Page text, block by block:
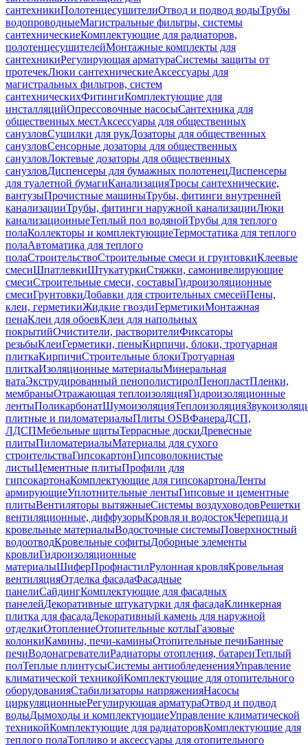
сантехникиПолотенцесушителиОтвод и подвод водыТрубы
водопроводныеМагистральные фильтры, системы
сантехническиеКомплектующие для радиаторов,
полотенцесушителейМонтажные комплекты для
сантехникиРегулирующая арматураСистемы защиты от
протечекЛюки сантехническиеАксессуары для
магистральных фильтров, систем
сантехническихФитингиКомплектующие для
инсталляцийОпрессовочные насосыСантехника для
общественных местАксессуары для общественных
санузловСушилки для рукДозаторы для общественных
санузловСенсорные дозаторы для общественных
санузловЛоктевые дозаторы для общественных
санузловДиспенсеры для бумажных полотенецДиспенсеры
для туалетной бумагиКанализацияТросы сантехнические,
вантузыПрочистные машиныТрубы, фитинги внутренней
канализацииТрубы, фитинги наружной канализацииЛюки
канализационныеТеплый пол водянойТрубы для теплого
полаКоллекторы и комплектующиеТермостатика для теплого
полаАвтоматика для теплого
полаСтроительствоСтроительные смеси и грунтовкиКлеевые
смесиШпатлевкиШтукатуркиСтяжки, самонивелирующие
смесиСтроительные смеси, составыГидроизоляционные
смесиГрунтовкиДобавки для строительных смесейПены,
клеи, герметикиЖидкие гвоздиГерметикиМонтажная
пенаКлеи для обоевКлеи для напольных
покрытийОчистители, растворителиФиксаторы
резьбыКлеиГерметики, пеныКирпичи, блоки, тротуарная
плиткаКирпичиСтроительные блокиТротуарная
плиткаИзоляционные материалыМинеральная
ватаЭкструдированный пенополистиролПенопластПленки,
мембраныОтражающая теплоизоляцияГидроизоляционные
лентыПоликарбонатШумоизоляцияТеплоизоляция
плитные и пиломатериалыПлиты OSBФанераДСП,
ЛДСПМебельные щитыТеррасные доскиДревесные
плитыПиломатериалыМатериалы для сухого
строительстваГипсокартонГипсоволокнистые
листыЦементные плитыПрофили для
гипсокартонаКомплектующие для гипсокартонаЛенты
армирующиеУплотнительные лентыГипсовые и цементные
плитыВентиляторы вытяжныеСистемы воздуховодовРешетки
вентиляционные, диффузорыКровля и водостокЧерепица и
кровельные материалыВодосточные системыПоверхностный
водоотводКровельные софитыДоборные элементы
кровлиГидроизоляционные
материалыШиферПрофнастилРулонная кровляКровельная
вентиляцияОтделка фасадаФасадные
панелиСайдингКомплектующие для фасадных
панелейДекоративные штукатурки для фасадаКлинкерная
плитка для фасадаДекоративный камень для наружной
отделкиОтоплениеОтопительные котлыГазовые
колонкиКамины, печи-каминыОтопительные печиБанные
печиВодонагревателиРадиаторы отопления, батареиТеплый
полТеплые плинтусыСистемы антиобледененияУправление
климатической техникойКомплектующие для отопительного
оборудованияСтабилизаторы напряженияНасосы
циркуляционныеРегулирующая арматураОтвод и подвод
водыДымоходы и комплектующиеУправление климатической
техникойКомплектующие для радиаторовКомплектующие для
теплого полаТопливо и аксессуары для отопительного